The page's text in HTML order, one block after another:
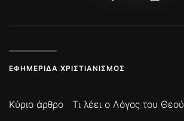
ΕΦΗΜΕΡΊΔΑ ΧΡΙΣΤΙΑΝΙΣΜΌΣ
Κύριο άρθρο Τι λέει ο Λόγος του Θεού